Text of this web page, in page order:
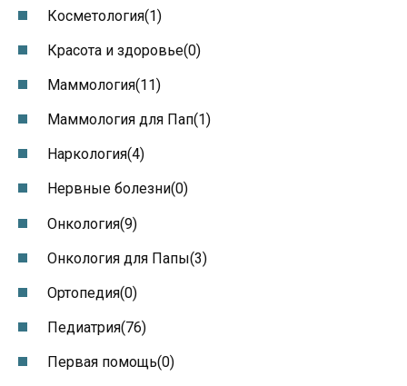
Косметология(1)
Красота и здоровье(0)
Маммология(11)
Маммология для Пап(1)
Наркология(4)
Нервные болезни(0)
Онкология(9)
Онкология для Папы(3)
Ортопедия(0)
Педиатрия(76)
Первая помощь(0)